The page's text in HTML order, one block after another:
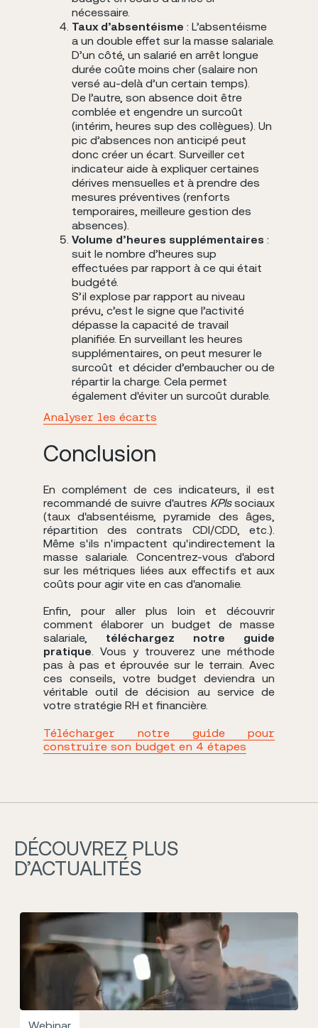
nécessaire.
Taux d’absentéisme : L’absentéisme
a un double effet sur la masse salariale.
D’un côté, un salarié en arrêt longue
durée coûte moins cher (salaire non
versé au-delà d’un certain temps).
De l’autre, son absence doit être
comblée et engendre un surcoût
(intérim, heures sup des collègues). Un
pic d’absences non anticipé peut
donc créer un écart. Surveiller cet
indicateur aide à expliquer certaines
dérives mensuelles et à prendre des
mesures préventives (renforts
temporaires, meilleure gestion des
absences).
Volume d’heures supplémentaires :
suit le nombre d’heures sup
effectuées par rapport à ce qui était
budgété.
S’il explose par rapport au niveau
prévu, c’est le signe que l’activité
dépasse la capacité de travail
planifiée. En surveillant les heures
supplémentaires, on peut mesurer le
surcoût et décider d’embaucher ou de
répartir la charge. Cela permet
également d'éviter un surcoût durable.
Analyser les écarts
Conclusion
En complément de ces indicateurs, il est
recommandé de suivre d'autres KPIssociaux
(taux d'absentéisme, pyramide des âges,
répartition des contrats CDI/CDD, etc.).
Même s'ils n'impactent qu'indirectement la
masse salariale. Concentrez-vous d'abord
sur les métriques liées aux effectifs et aux
coûts pour agir vite en cas d'anomalie.
Enfin, pour aller plus loin et découvrir
comment élaborer un budget de masse
salariale, téléchargez notre guide
pratique. Vous y trouverez une méthode
pas à pas et éprouvée sur le terrain. Avec
ces conseils, votre budget deviendra un
véritable outil de décision au service de
votre stratégie RH et financière.
Télécharger notre guide pour
construire son budget en 4 étapes
DÉCOUVREZ PLUS
D’ACTUALITÉS